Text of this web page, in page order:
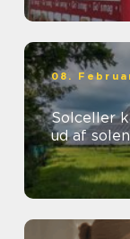
08.
Solceller
ud af